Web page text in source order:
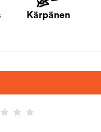
Kärpänen